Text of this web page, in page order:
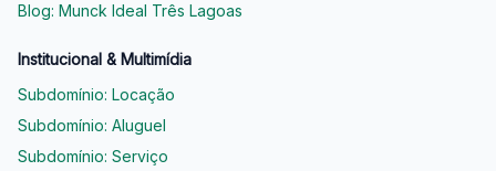
Blog: Munck Ideal Três Lagoas
Institucional & Multimídia
Subdomínio: Locação
Subdomínio: Aluguel
Subdomínio: Serviço